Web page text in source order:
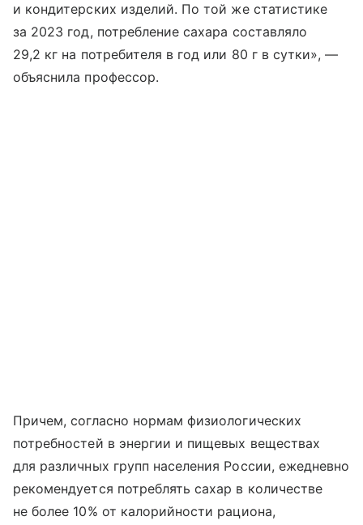
и кондитерских изделий. По той же статистике
за 2023 год, потребление сахара составляло
29,2 кг на потребителя в год или 80 г в сутки», —
объяснила профессор.
Причем, согласно нормам физиологических
потребностей в энергии и пищевых веществах
для различных групп населения России, ежедневно
рекомендуется потреблять сахар в количестве
не более 10% от калорийности рациона,